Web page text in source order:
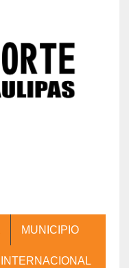
MUNICIPIO
INTERNACIONAL